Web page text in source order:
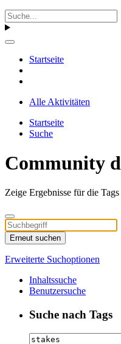
Startseite
Alle Aktivitäten
Startseite
Suche
Community
Zeige Ergebnisse für die
Erneut suchen
Erweiterte Suchoptionen
Inhaltssuche
Benutzersuche
Suche nach Tags